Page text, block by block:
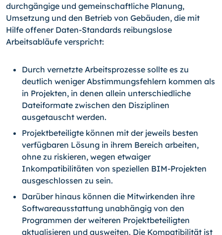
durchgängige und gemeinschaftliche Planung,
Umsetzung und den Betrieb von Gebäuden, die mit
Hilfe offener Daten-Stan­dards reibungslose
Arbeitsabläufe verspricht:
Durch vernetzte Arbeitsprozesse sollte es zu
deutlich weniger Abstimmungs­fehlern kommen als
in Projekten, in denen allein unterschiedliche
Dateiformate zwischen den Disziplinen
ausgetauscht werden.
Projektbeteiligte können mit der jeweils besten
verfügbaren Lösung in ihrem Bereich arbeiten,
ohne zu riskieren, wegen etwaiger
Inkompatibilitäten von speziellen BIM-Projekten
ausgeschlossen zu sein.
Darüber hinaus können die Mitwirkenden ihre
Softwareausstattung unabhängig von den
Programmen der weiteren Projektbeteiligten
aktualisieren und auswei­ten. Die Kompatibilität ist